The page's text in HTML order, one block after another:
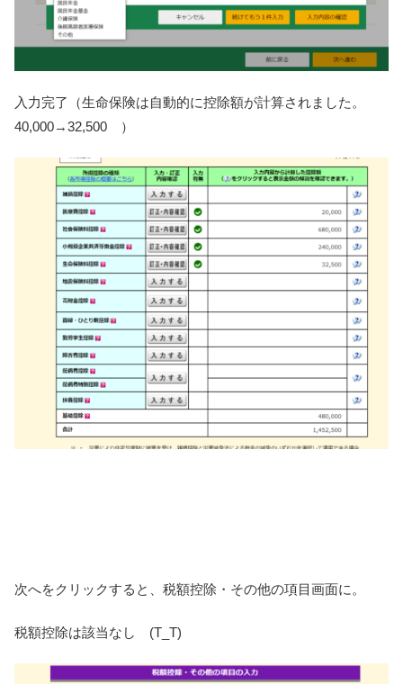
入力完了（生命保険は自動的に控除額が計算されました。
40,000→32,500 ）
次へをクリックすると、税額控除・その他の項目画面に。
税額控除は該当なし (T_T)